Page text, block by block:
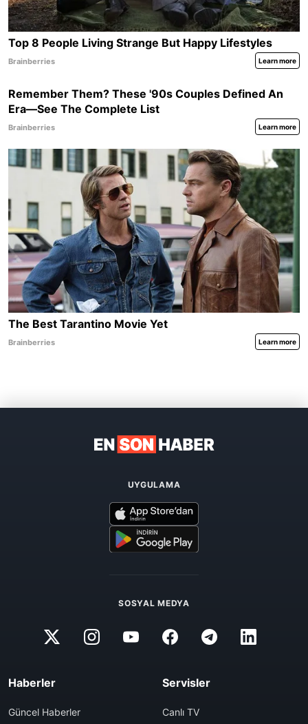
UYGULAMA
SOSYAL MEDYA
Haberler
Güncel Haberler
Servisler
Canlı TV